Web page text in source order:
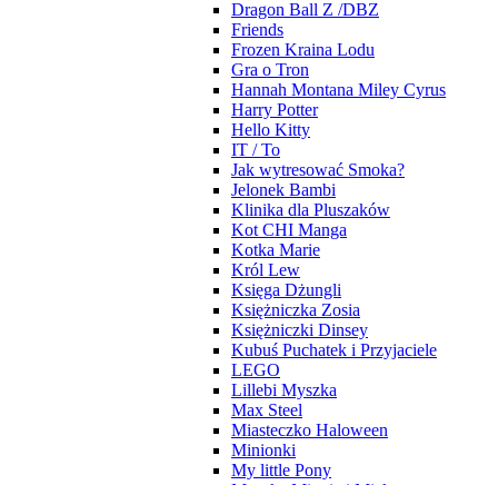
Dragon Ball Z /DBZ
Friends
Frozen Kraina Lodu
Gra o Tron
Hannah Montana Miley Cyrus
Harry Potter
Hello Kitty
IT / To
Jak wytresować Smoka?
Jelonek Bambi
Klinika dla Pluszaków
Kot CHI Manga
Kotka Marie
Król Lew
Księga Dżungli
Księżniczka Zosia
Księżniczki Dinsey
Kubuś Puchatek i Przyjaciele
LEGO
Lillebi Myszka
Max Steel
Miasteczko Haloween
Minionki
My little Pony